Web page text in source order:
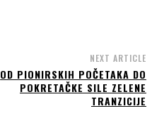
NEXT ARTICLE
OD PIONIRSKIH POČETAKA DO
POKRETAČKE SILE ZELENE
TRANZICIJE